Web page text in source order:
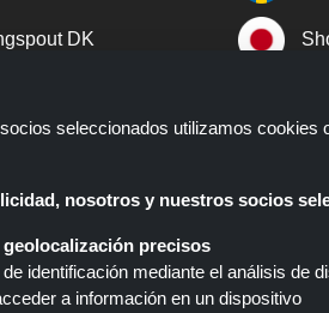
DK
NO
seleccionados utilizamos
nosotros y nuestros socios
geolocalización precisos
identificación mediante el análisis de
a información en un dispositivo